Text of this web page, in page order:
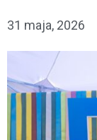
31 maja, 2026